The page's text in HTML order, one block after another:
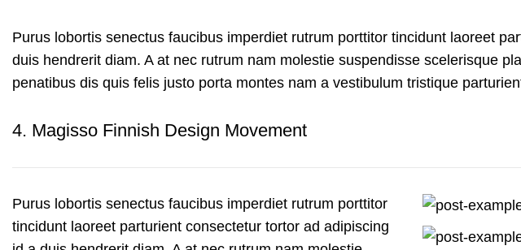
Purus lobortis senectus faucibus imperdiet rutrum porttitor tincidunt laoreet
duis hendrerit diam. A at nec rutrum nam molestie suspendisse scelerisque
penatibus dis quis felis justo porta montes nam a vestibulum tristique
4. Magisso Finnish Design Movement
Purus lobortis senectus faucibus imperdiet rutrum porttitor
tincidunt laoreet parturient consectetur tortor ad adipiscing